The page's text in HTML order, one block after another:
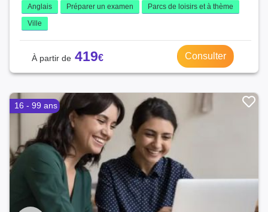
Anglais
Préparer un examen
Parcs de loisirs et à thème
Ville
419 Consulter
16 - 99 ans